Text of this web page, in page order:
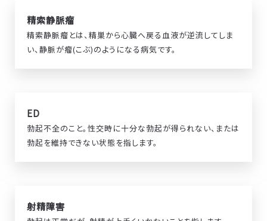
精索静脈瘤
精索静脈瘤とは、精巣から心臓へ戻る血液が逆流してしま
い、静脈が瘤(こぶ)のようになる病気です。
ED
勃起不全のこと。性交時に十分な勃起が得られない、または
勃起を維持できない状態を指します。
射精障害